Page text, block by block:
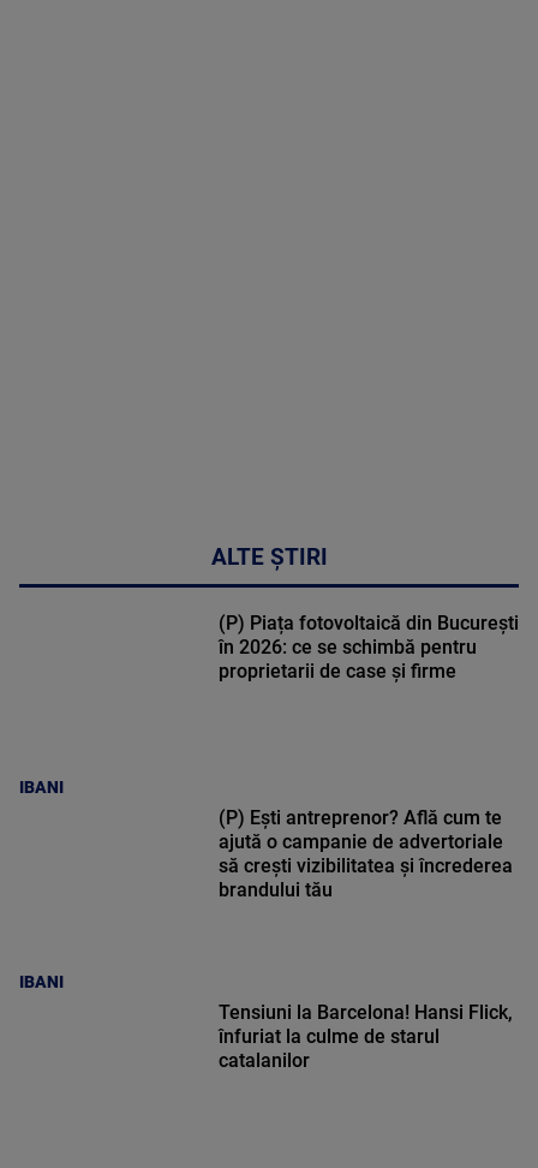
ALTE ȘTIRI
IBANI
(P) Piața fotovoltaică din București
în 2026: ce se schimbă pentru
proprietarii de case și firme
IBANI
(P) Ești antreprenor? Află cum te
ajută o campanie de advertoriale
să crești vizibilitatea și încrederea
brandului tău
Tensiuni la Barcelona! Hansi Flick,
înfuriat la culme de starul
catalanilor